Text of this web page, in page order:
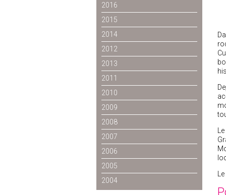
2016
2015
2014
2012
2013
2011
2010
2009
2008
2007
2006
2005
2004